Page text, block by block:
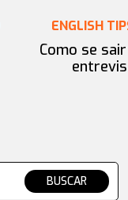
ENGLISH
Como se
BUSCAR